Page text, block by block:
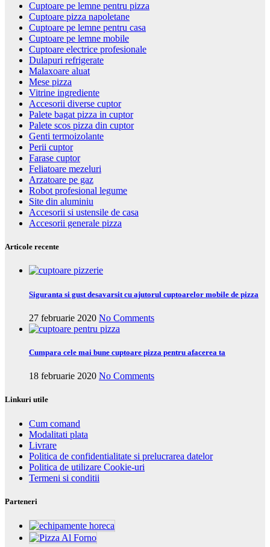
Cuptoare pe lemne pentru pizza
Cuptoare pizza napoletane
Cuptoare pe lemne pentru casa
Cuptoare pe lemne mobile
Cuptoare electrice profesionale
Dulapuri refrigerate
Malaxoare aluat
Mese pizza
Vitrine ingrediente
Accesorii diverse cuptor
Palete bagat pizza in cuptor
Palete scos pizza din cuptor
Genti termoizolante
Perii cuptor
Farase cuptor
Feliatoare mezeluri
Arzatoare pe gaz
Robot profesional legume
Site din aluminiu
Accesorii si ustensile de casa
Accesorii generale pizza
Articole recente
Siguranta si gust desavarsit cu ajutorul cuptoarelor mobile de pizza
27 februarie 2020 No Comments
Cumpara cele mai bune cuptoare pizza pentru afacerea ta
18 februarie 2020 No Comments
Linkuri utile
Cum comand
Modalitati plata
Livrare
Politica de confidentialitate si prelucrarea datelor
Politica de utilizare Cookie-uri
Termeni si conditii
Parteneri